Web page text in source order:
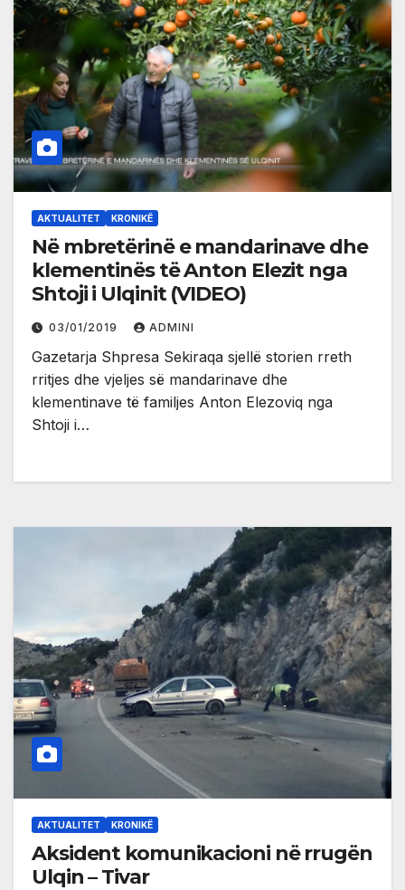
AKTUALITET KRONIKË
Në mbretërinë e mandarinave dhe
klementinës të Anton Elezit nga
Shtoji i Ulqinit (VIDEO)
03/01/2019 ADMINI
Gazetarja Shpresa Sekiraqa sjellë storien rreth
rritjes dhe vjeljes së mandarinave dhe
klementinave të familjes Anton Elezoviq nga
Shtoji i…
AKTUALITET KRONIKË
Aksident komunikacioni në rrugën
Ulqin – Tivar